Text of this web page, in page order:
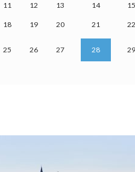
11 12 13 14 15
18 19 20 21 22
25 26 27 28 29